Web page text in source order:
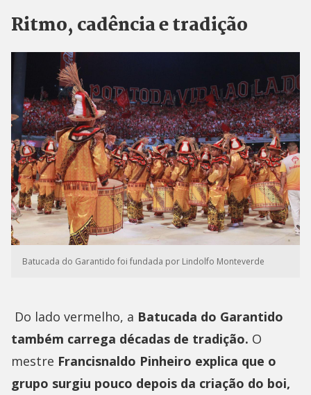
Ritmo, cadência e tradição
Batucada do Garantido foi fundada por Lindolfo Monteverde
Do lado vermelho, a Batucada do Garantido
também carrega décadas de tradição. O
mestre Francisnaldo Pinheiro explica que o
grupo surgiu pouco depois da criação do boi,